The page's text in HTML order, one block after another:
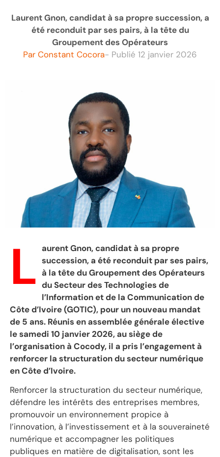
Laurent Gnon, candidat à sa propre succession, a
été reconduit par ses pairs, à la tête du
Groupement des Opérateurs
Par Constant Cocora- Publié 12 janvier 2026
L aurent Gnon, candidat à sa propre
succession, a été reconduit par ses pairs,
à la tête du Groupement des Opérateurs
du Secteur des Technologies de
l’Information et de la Communication de
Côte d’Ivoire (GOTIC), pour un nouveau mandat
de 5 ans. Réunis en assemblée générale élective
le samedi 10 janvier 2026, au siège de
l’organisation à Cocody, il a pris l’engagement à
renforcer la structuration du secteur numérique
en Côte d’Ivoire.
Renforcer la structuration du secteur numérique,
défendre les intérêts des entreprises membres,
promouvoir un environnement propice à
l’innovation, à l’investissement et à la souveraineté
numérique et accompagner les politiques
publiques en matière de digitalisation, sont les